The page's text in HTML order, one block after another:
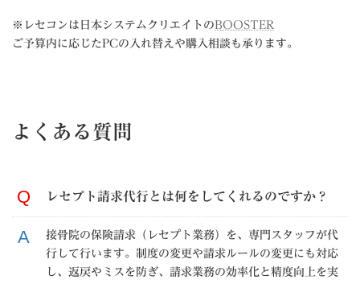
※レセコンは日本システムクリエイトの BOOSTER
ご予算内に応じたPCの入れ替えや購入相談も承ります。
よくある質問
レセプト請求代行とは何をしてくれるのですか？
接骨院の保険請求（レセプト業務）を、専門スタッフが代
行して行います。制度の変更や請求ルールの変更にも対応
し、返戻やミスを防ぎ、請求業務の効率化と精度向上を実